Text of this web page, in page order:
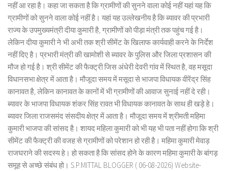
नहीं आ रहा है। कहा जा सकता है कि ग्रामीणों की सुनने वाला कोई नहीं यहां यह कि
ग्रामीणों को सुनने वाला कोई नहीं है। यहां यह उल्लेखनीय है कि ब्यावर की प्रभारी
राज्य के उपमुख्यमंत्री दीया कुमारी है, ग्रामीणों को पीड़ा मंत्री तक पहुंच गई है।
लेकिन दीया कुमारी ने भी अभी तक श्री सीमेंट के खिलाफ कार्यवाही करने के निर्देश
नहीं दिए है। प्रभारी मंत्री की खामोशी से ब्यावर के पुलिस और जिला प्रशासन की
मौज हो गई है। श्री सीमेंट की फैक्ट्री जिस अंधेरी देवरी गांव में स्थित है, वह मसूदा
विधानसभा क्षेत्र में आता है। मौजूदा समय में मसूदा से भाजपा विधायक वीरेंद्र सिंह
कानावत है, लेकिन कानावत के कानों में भी ग्रामीणों की आवाज सुनाई नहीं दे रही।
ब्यावर के भाजपा विधायक शंकर सिंह रावत भी विधायक कानावत के साथ ही खड़े हे।
ब्यावर जिला राजसमंद संसदीय क्षेत्र में आता है। मौजूदा समय में श्रीमती महिमा
कुमारी भाजपा की सांसद है। शायद महिला कुमारी को भी यह भी पता नहीं होगा कि श्री
सीमेंट की फैक्ट्री की वजह से ग्रामीणों को परेशान हो रही है। महिमा कुमारी मेवाड़
राजघराने की सदस्य हे। हो सकता है कि सांसद होने के कारण महिमा कुमारी के बांगड़
समूह से अच्छे संबंध हो। S.P.MITTAL BLOGGER ( 06-08-2026) Website-